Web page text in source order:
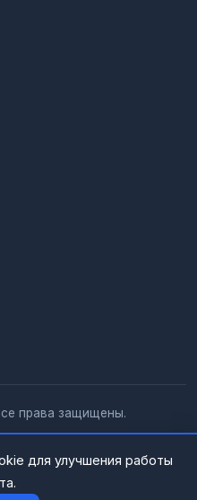
права защищены.
для улучшения работы